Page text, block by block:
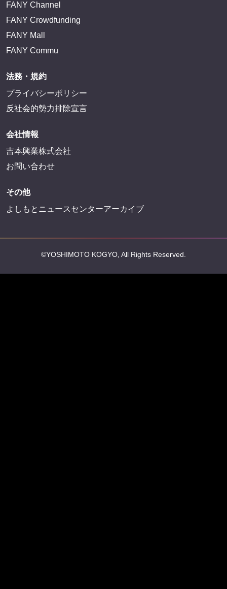
FANY Channel
FANY Crowdfunding
FANY Mall
FANY Commu
法務・規約
プライバシーポリシー
反社会的勢力排除宣言
会社情報
吉本興業株式会社
お問い合わせ
その他
よしもとニュースセンターアーカイブ
©YOSHIMOTO KOGYO, All Rights Reserved.